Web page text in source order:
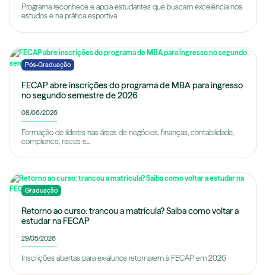
Programa reconhece e apoia estudantes que buscam excelência nos
estudos e na prática esportiva
Pós-Graduação
FECAP abre inscrições do programa de MBA para ingresso
no segundo semestre de 2026
08/06/2026
Formação de líderes nas áreas de negócios, finanças, contabilidade,
compliance, riscos e...
Graduação
Retorno ao curso: trancou a matrícula? Saiba como voltar a
estudar na FECAP
29/05/2026
Inscrições abertas para ex-alunos retornarem à FECAP em 2026